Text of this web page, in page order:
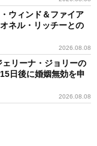
ウィンド＆ファイア
ネル・リッチーとの
2026.08.08
リーナ・ジョリーの
日後に婚姻無効を申
2026.08.08